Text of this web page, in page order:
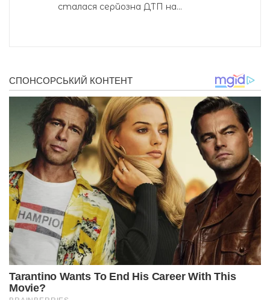
сталася серйозна ДТП на...